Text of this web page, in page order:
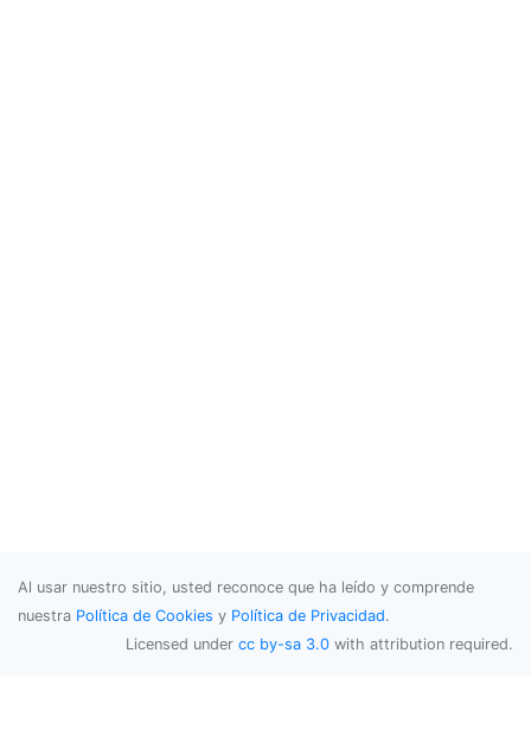
Al usar nuestro sitio, usted reconoce que ha leído y comprende
nuestra Política de Cookies y Política de Privacidad.
Licensed under cc by-sa 3.0 with attribution required.